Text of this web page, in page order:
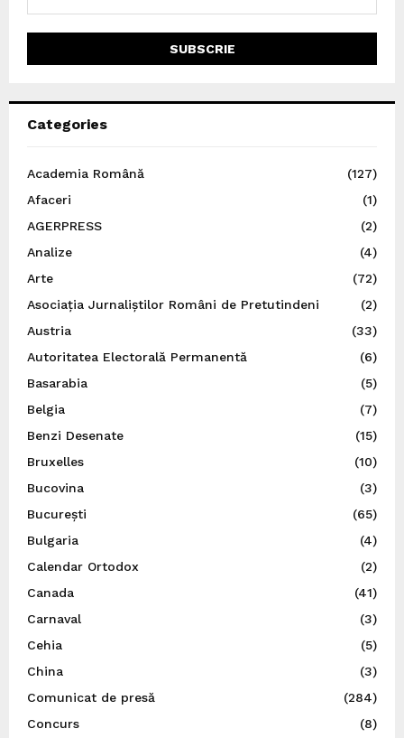
Categories
Academia Română
(127)
Afaceri
(1)
AGERPRESS
(2)
Analize
(4)
Arte
(72)
Asociația Jurnaliștilor Români de Pretutindeni
(2)
Austria
(33)
Autoritatea Electorală Permanentă
(6)
Basarabia
(5)
Belgia
(7)
Benzi Desenate
(15)
Bruxelles
(10)
Bucovina
(3)
București
(65)
Bulgaria
(4)
Calendar Ortodox
(2)
Canada
(41)
Carnaval
(3)
Cehia
(5)
China
(3)
Comunicat de presă
(284)
Concurs
(8)